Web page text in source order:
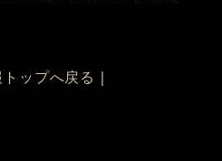
トップへ戻る